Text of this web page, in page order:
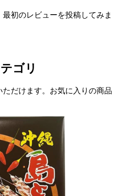
初のレビューを投稿してみま
ゴリ
だけます。お気に入りの商品